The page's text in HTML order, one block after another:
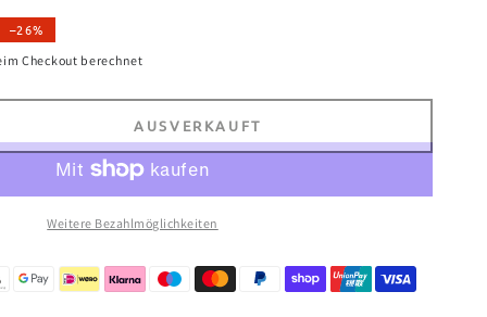
–26%
Checkout berechnet
AUSVERKAUFT
Weitere Bezahlmöglichkeiten